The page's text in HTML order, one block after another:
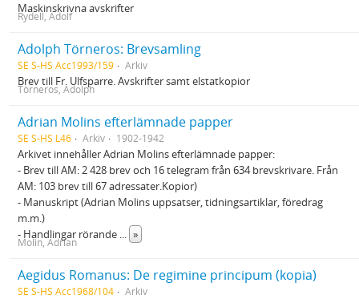
Maskinskrivna avskrifter
Rydell, Adolf
Adolph Törneros: Brevsamling
SE S-HS Acc1993/159 Arkiv
Brev till Fr. Ulfsparre. Avskrifter samt elstatkopior
Törneros, Adolph
Adrian Molins efterlämnade papper
SE S-HS L46 Arkiv 1902-1942
Arkivet innehåller Adrian Molins efterlämnade papper:
- Brev till AM: 2 428 brev och 16 telegram från 634 brevskrivare. Från
AM: 103 brev till 67 adressater.Kopior)
- Manuskript (Adrian Molins uppsatser, tidningsartiklar, föredrag
m.m.)
- Handlingar rörande ... »
Molin, Adrian
Aegidus Romanus: De regimine principum (kopia)
SE S-HS Acc1968/104 Arkiv